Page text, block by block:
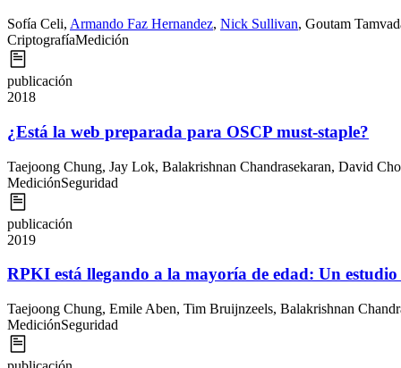
Sofía Celi, Armando Faz Hernandez, Nick Sullivan, Goutam
CriptografíaMedición
publicación
2018
¿Está la web preparada para OSCP must-staple?
Taejoong Chung, Jay Lok, Balakrishnan Chandrasekaran, David
MediciónSeguridad
publicación
2019
RPKI está llegando a la mayoría de edad: Un
Taejoong Chung, Emile Aben, Tim Bruijnzeels, Balakrishnan
MediciónSeguridad